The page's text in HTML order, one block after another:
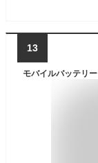
13